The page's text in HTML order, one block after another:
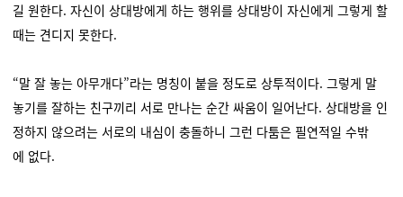
길 원한다. 자신이 상대방에게 하는 행위를 상대방이 자신에게 그렇게 할
때는 견디지 못한다.
“말 잘 놓는 아무개다”라는 명칭이 붙을 정도로 상투적이다. 그렇게 말
놓기를 잘하는 친구끼리 서로 만나는 순간 싸움이 일어난다. 상대방을 인
정하지 않으려는 서로의 내심이 충돌하니 그런 다툼은 필연적일 수밖
에 없다.